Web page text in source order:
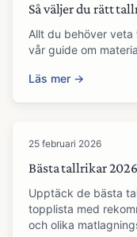
Så väljer du rätt
Allt du behöver
vår guide om
Läs mer →
25 februari 2026
Bästa tallrikar
Upptäck de bästa
topplista med
och olika